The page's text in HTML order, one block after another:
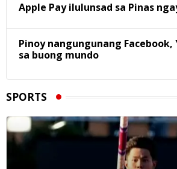
Apple Pay ilulunsad sa Pinas
Pinoy nangungunang Facebook,
sa buong mundo
SPORTS